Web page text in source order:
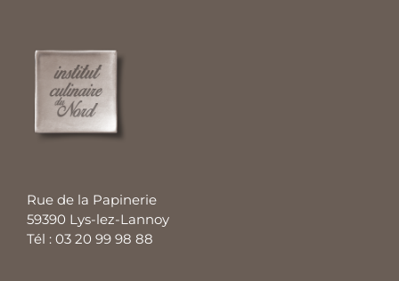
Rue de la Papinerie
59390 Lys-lez-Lannoy
Tél : 03 20 99 98 88